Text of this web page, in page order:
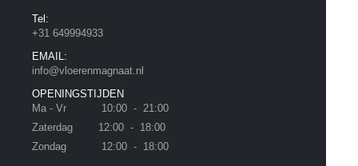
Tel:
+31 649994933
EMAIL:
info@vloerenmagnaat.nl
OPENINGSTIJDEN
Ma - Vr 10:00 - 21:00
Zaterdag 12:00 - 18:00
Zondag 12:00 - 18:00